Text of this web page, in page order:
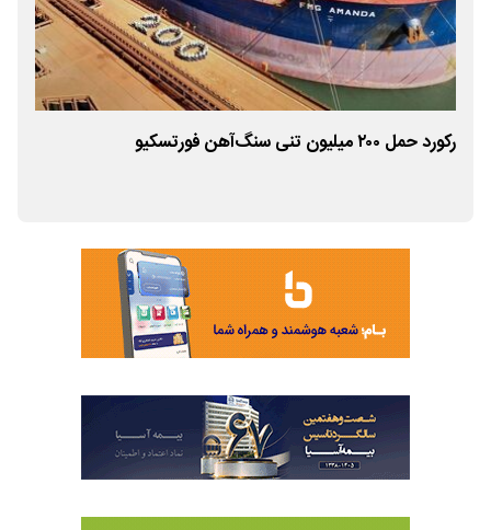
رکورد حمل ۲۰۰ میلیون تنی سنگ‌آهن فورتسکیو